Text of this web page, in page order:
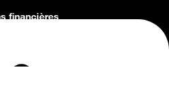
financières